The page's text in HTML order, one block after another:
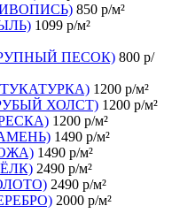
850 р/м²
1099 р/м²
ПЕСОК) 800 р/
1200 р/м²
ХОЛСТ) 1200 р/м²
1200 р/м²
1490 р/м²
1490 р/м²
2490 р/м²
2490 р/м²
2000 р/м²